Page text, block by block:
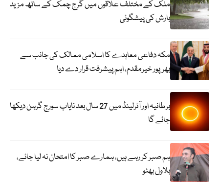
ملک کے مختلف علاقوں میں گرج چمک کے ساتھ مزید
بارش کی پیشگوئی
مکہ دفاعی معاہدے کا اسلامی ممالک کی جانب سے
بھرپور خیرمقدم، اہم پیشرفت قرار دے دیا
برطانیہ اور آئرلینڈ میں 27 سال بعد نایاب سورج گرہن دیکھا
جائے گا
ہم صبر کر رہے ہیں، ہمارے صبر کا امتحان نہ لیا جائے،
بلاول بھٹو